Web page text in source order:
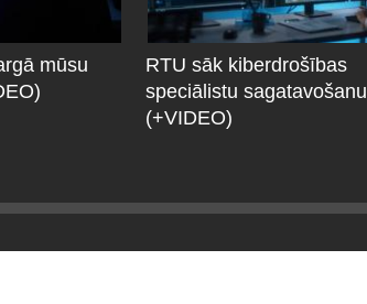
mūsu
RTU sāk kiberdrošības
speciālistu sagatavošanu
(+VIDEO)